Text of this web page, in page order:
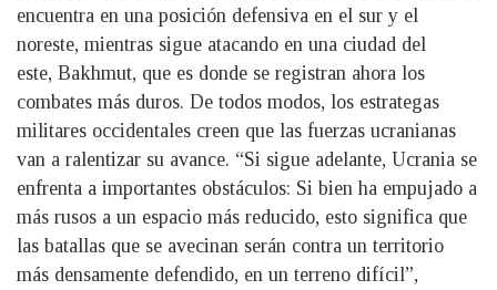
encuentra en una posición defensiva en el sur y el
noreste, mientras sigue atacando en una ciudad del
este, Bakhmut, que es donde se registran ahora los
combates más duros. De todos modos, los estrategas
militares occidentales creen que las fuerzas ucranianas
van a ralentizar su avance. “Si sigue adelante, Ucrania se
enfrenta a importantes obstáculos: Si bien ha empujado a
más rusos a un espacio más reducido, esto significa que
las batallas que se avecinan serán contra un territorio
más densamente defendido, en un terreno difícil”,